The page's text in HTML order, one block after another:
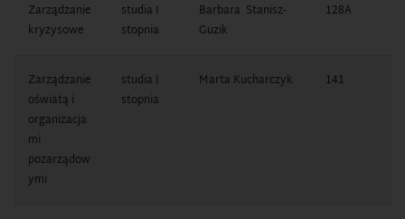
Zarządzanie
kryzysowe
studia I
stopnia
Barbara Stanisz-
Guzik
128A
Zarządzanie
oświatą i
organizacja
mi
pozarządow
ymi
studia I
stopnia
Marta Kucharczyk 141